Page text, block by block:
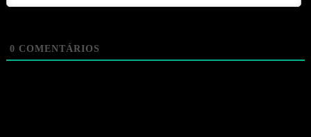
0 COMENTÁRIOS